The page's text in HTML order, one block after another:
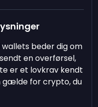
beder dig om
en overførsel,
er et lovkrav kendt
gælde for crypto, du